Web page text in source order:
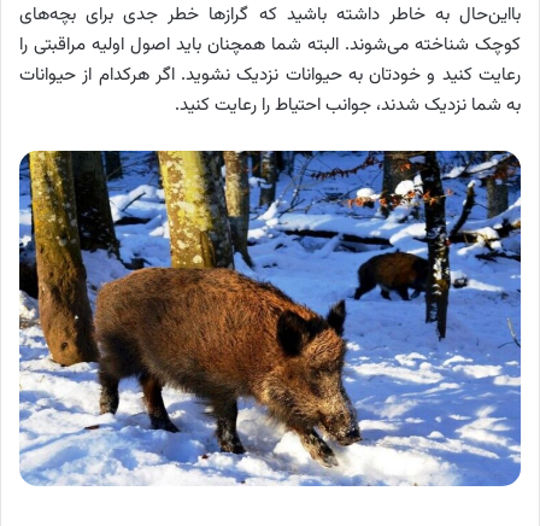
بااین‌حال به خاطر داشته باشید که گرازها خطر جدی برای بچه‌های
کوچک شناخته می‌شوند. البته شما همچنان باید اصول اولیه مراقبتی را
رعایت کنید و خودتان به حیوانات نزدیک نشوید. اگر هرکدام از حیوانات
به شما نزدیک شدند، جوانب احتیاط را رعایت کنید.